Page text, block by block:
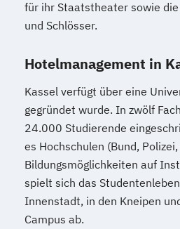
für ihr Staatstheater sowie
und Schlösser.
Hotelmanagement in
Kassel verfügt über eine
gegründet wurde. In zwölf
24.000 Studierende
es Hochschulen (Bund,
Bildungsmöglichkeiten auf
spielt sich das
Innenstadt, in den Kneipen
Campus ab.